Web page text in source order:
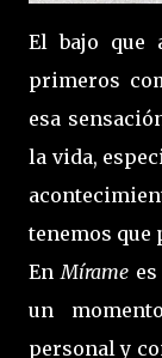
El bajo que
primeros
esa
la vida,
tenemos que
En Mírame
un
personal y